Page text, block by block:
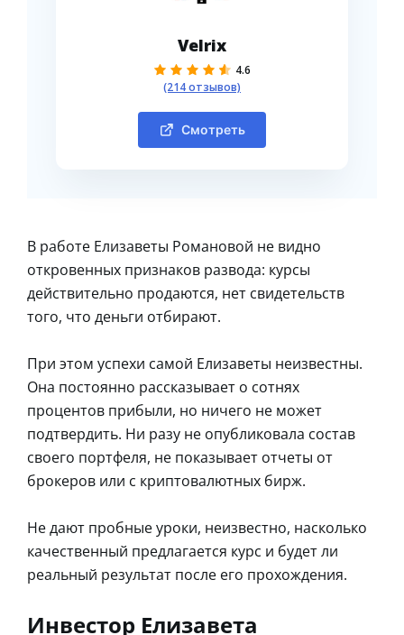
Velrix
4.6
(214 отзывов)
Смотреть
В работе Елизаветы Романовой не видно
откровенных признаков развода: курсы
действительно продаются, нет свидетельств
того, что деньги отбирают.
При этом успехи самой Елизаветы неизвестны.
Она постоянно рассказывает о сотнях
процентов прибыли, но ничего не может
подтвердить. Ни разу не опубликовала состав
своего портфеля, не показывает отчеты от
брокеров или с криптовалютных бирж.
Не дают пробные уроки, неизвестно, насколько
качественный предлагается курс и будет ли
реальный результат после его прохождения.
Инвестор Елизавета